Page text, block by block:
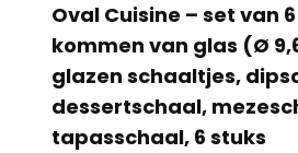
dipschalenset met
dipschaaltjes voor
keramiek,
kommen als
snackschalen,